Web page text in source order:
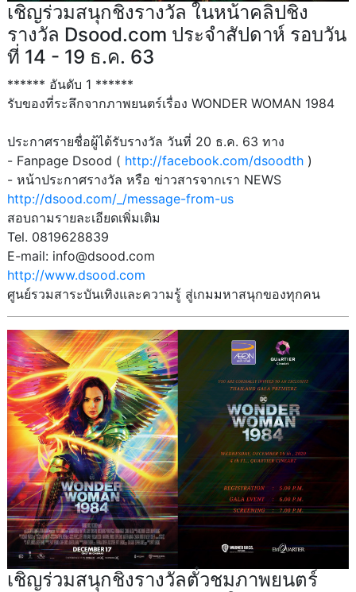
เชิญร่วมสนุกชิงรางวัล ในหน้าคลิปชิง
รางวัล Dsood.com ประจำสัปดาห์ รอบวัน
ที่ 14 - 19 ธ.ค. 63
****** อันดับ 1 ******
รับของที่ระลึกจากภาพยนตร์เรื่อง WONDER WOMAN 1984
ประกาศรายชื่อผู้ได้รับรางวัล วันที่ 20 ธ.ค. 63 ทาง
- Fanpage Dsood ( http://facebook.com/dsoodth )
- หน้าประกาศรางวัล หรือ ข่าวสารจากเรา NEWS
http://dsood.com/_/message-from-us
สอบถามรายละเอียดเพิ่มเติม
Tel. 0819628839
E-mail: info@dsood.com
http://www.dsood.com
ศูนย์รวมสาระบันเทิงและความรู้ สู่เกมมหาสนุกของทุกคน
เชิญร่วมสนุกชิงรางวัลตั๋วชมภาพยนตร์